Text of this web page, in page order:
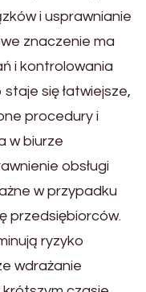
i usprawnianie
znaczenie ma
i kontrolowania
się łatwiejsze,
procedury i
w biurze
obsługi
w przypadku
przedsiębiorców.
ryzyko
wdrażanie